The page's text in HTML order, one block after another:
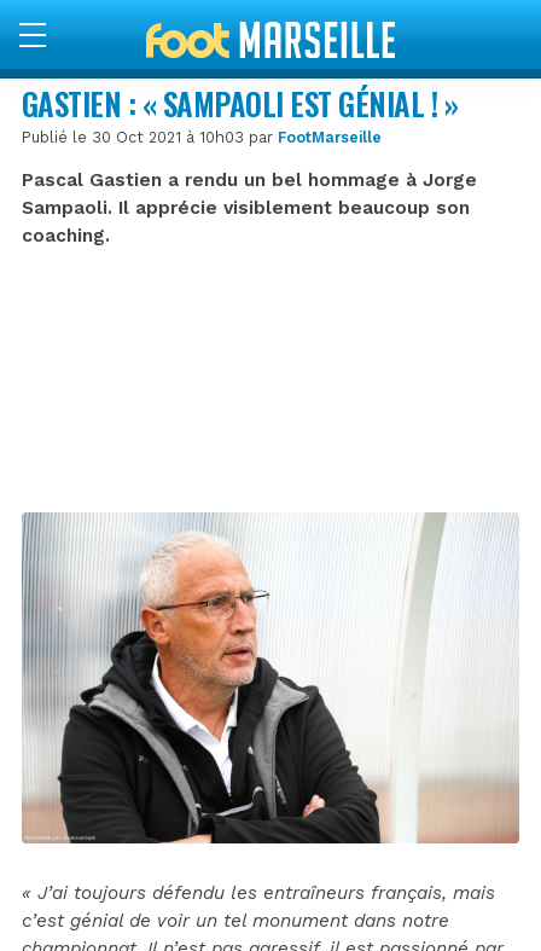
GASTIEN : « SAMPAOLI EST GÉNIAL ! »
Publié le 30 Oct 2021 à 10h03 par FootMarseille
Pascal Gastien a rendu un bel hommage à Jorge
Sampaoli. Il apprécie visiblement beaucoup son
coaching.
« J’ai toujours défendu les entraîneurs français, mais
c’est génial de voir un tel monument dans notre